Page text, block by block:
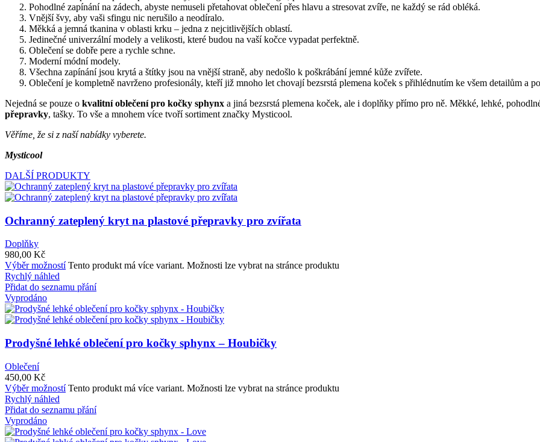
Pohodlné zapínání na zádech, abyste nemuseli přetahovat oblečení přes hlavu a stresovat zvíře, ne každý se rád obléká.
Vnější švy, aby vaši sfingu nic nerušilo a neodíralo.
Měkká a jemná tkanina v oblasti krku – jedna z nejcitlivějších oblastí.
Jedinečné univerzální modely a velikosti, které budou na vaší kočce vypadat perfektně.
Oblečení se dobře pere a rychle schne.
Moderní módní modely.
Všechna zapínání jsou krytá a štítky jsou na vnější straně, aby nedošlo k poškrábání jemné kůže zvířete.
Oblečení je kompletně navrženo profesionály, kteří již mnoho let chovají bezsrstá plemena koček s přihlédnutím ke všem detailům a
Nejedná se pouze o kvalitní oblečení pro kočky sphynx a jiná bezsrstá plemena koček, ale i doplňky přímo pro ně. Měkké, lehké,
přepravky, tašky. To vše a mnohem více tvoří sortiment značky Mysticool.
Věříme, že si z naší nabídky vyberete.
Mysticool
DALŠÍ PRODUKTY
Ochranný zateplený kryt na plastové přepravky pro zvířata
Doplňky
980,00 Kč
Výběr možností Tento produkt má více variant. Možnosti lze vybrat na stránce produktu
Rychlý náhled
Přidat do seznamu přání
Vyprodáno
Prodyšné lehké oblečení pro kočky sphynx – Houbičky
Oblečení
450,00 Kč
Výběr možností Tento produkt má více variant. Možnosti lze vybrat na stránce produktu
Rychlý náhled
Přidat do seznamu přání
Vyprodáno